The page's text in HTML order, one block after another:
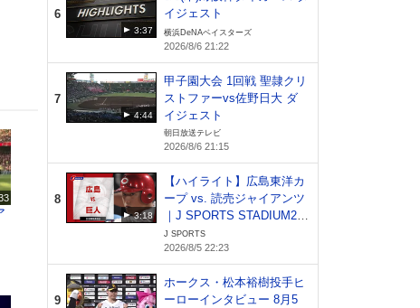
6
3:37
イジェスト
横浜DeNAベイスターズ
2026/8/6 21:22
7
4:44
甲子園大会 1回戦 聖隷クリ
ストファーvs佐野日大 ダ
イジェスト
朝日放送テレビ
2026/8/6 21:15
8
3:18
【ハイライト】広島東洋カ
ープ vs. 読売ジャイアンツ
｜J SPORTS STADIUM20
26（8月5日）
J SPORTS
2026/8/5 22:23
9
ホークス・松本裕樹投手ヒ
ーローインタビュー 8月5